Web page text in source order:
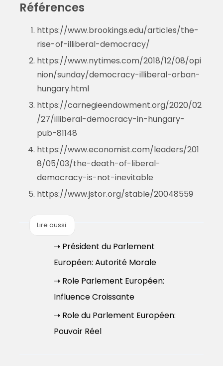
Références
https://www.brookings.edu/articles/the-
rise-of-illiberal-democracy/
https://www.nytimes.com/2018/12/08/opi
nion/sunday/democracy-illiberal-orban-
hungary.html
https://carnegieendowment.org/2020/02
/27/illiberal-democracy-in-hungary-
pub-81148
https://www.economist.com/leaders/201
8/05/03/the-death-of-liberal-
democracy-is-not-inevitable
https://www.jstor.org/stable/20048559
Lire aussi:
➝ Président du Parlement
Européen: Autorité Morale
➝ Role Parlement Européen:
Influence Croissante
➝ Role du Parlement Européen:
Pouvoir Réel